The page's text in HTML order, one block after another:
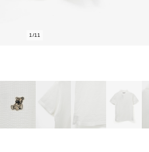
1/11